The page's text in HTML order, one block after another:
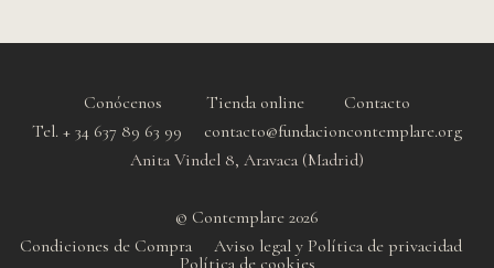
Conócenos Tienda online
Contacto
Tel. + 34 637 89 63 99 contacto@fundacioncontemplare.org
Anita Vindel 8, Aravaca (Madrid)
© Contemplare 2026
Condiciones de Compra
Aviso legal y Política de privacidad